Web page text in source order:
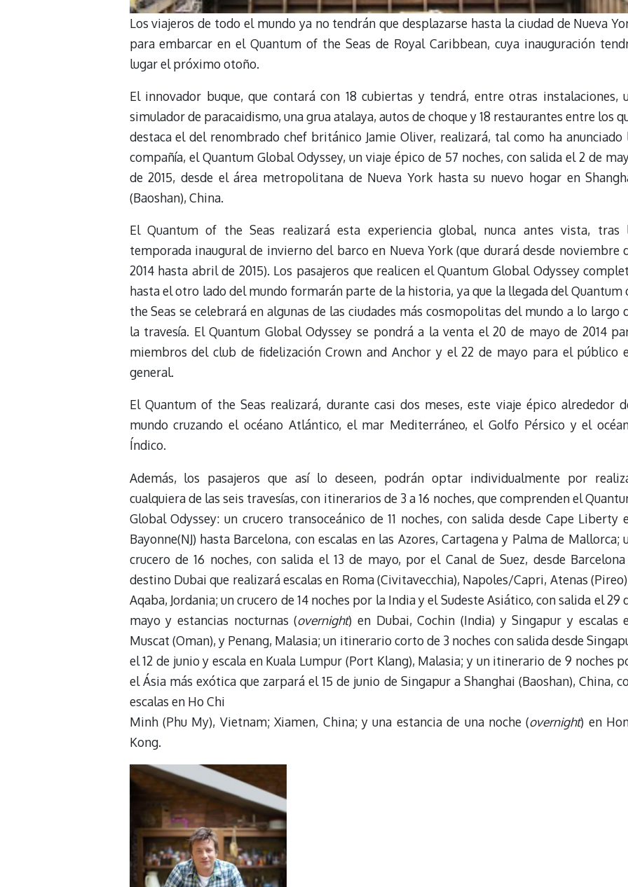
Los viajeros de todo el mundo ya no tendrán que desplazarse hasta la ciudad de Nueva
para embarcar en el Quantum of the Seas de Royal Caribbean, cuya inauguración
lugar el próximo otoño.
El innovador buque, que contará con 18 cubiertas y tendrá, entre otras instalaciones,
simulador de paracaidismo, una grua atalaya, autos de choque y 18 restaurantes entre los
destaca el del renombrado chef británico Jamie Oliver, realizará, tal como ha anunciado
compañía, el Quantum Global Odyssey, un viaje épico de 57 noches, con salida el 2 de
de 2015, desde el área metropolitana de Nueva York hasta su nuevo hogar en
(Baoshan), China.
El Quantum of the Seas realizará esta experiencia global, nunca antes vista, tras
temporada inaugural de invierno del barco en Nueva York (que durará desde noviembre
2014 hasta abril de 2015). Los pasajeros que realicen el Quantum Global Odyssey
hasta el otro lado del mundo formarán parte de la historia, ya que la llegada del Quantum
the Seas se celebrará en algunas de las ciudades más cosmopolitas del mundo a lo largo
la travesía. El Quantum Global Odyssey se pondrá a la venta el 20 de mayo de 2014
miembros del club de fidelización Crown and Anchor y el 22 de mayo para el público
general.
El Quantum of the Seas realizará, durante casi dos meses, este viaje épico alrededor
mundo cruzando el océano Atlántico, el mar Mediterráneo, el Golfo Pérsico y el
Índico.
Además, los pasajeros que así lo deseen, podrán optar individualmente por
cualquiera de las seis travesías, con itinerarios de 3 a 16 noches, que comprenden el
Global Odyssey: un crucero transoceánico de 11 noches, con salida desde Cape Liberty
Bayonne(NJ) hasta Barcelona, con escalas en las Azores, Cartagena y Palma de Mallorca;
crucero de 16 noches, con salida el 13 de mayo, por el Canal de Suez, desde
destino Dubai que realizará escalas en Roma (Civitavecchia), Napoles/Capri, Atenas
Aqaba, Jordania; un crucero de 14 noches por la India y el Sudeste Asiático, con salida el 29
mayo y estancias nocturnas (overnight) en Dubai, Cochin (India) y Singapur y escalas
Muscat (Oman), y Penang, Malasia; un itinerario corto de 3 noches con salida desde
el 12 de junio y escala en Kuala Lumpur (Port Klang), Malasia; y un itinerario de 9 noches
el Ásia más exótica que zarpará el 15 de junio de Singapur a Shanghai (Baoshan), China,
escalas en Ho Chi
Minh (Phu My), Vietnam; Xiamen, China; y una estancia de una noche (overnight) en
Kong.